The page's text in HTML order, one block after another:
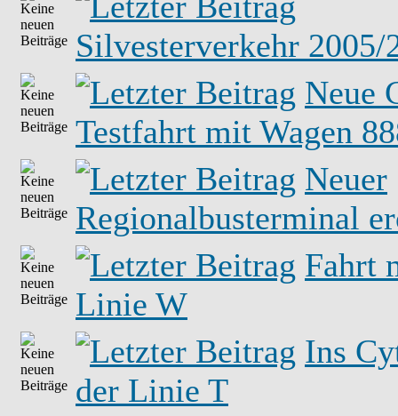
Silvesterverkehr 2005/
Neue
Testfahrt mit Wagen
Neuer
Regionalbusterminal
Fahrt
Linie W
Ins
der Linie T